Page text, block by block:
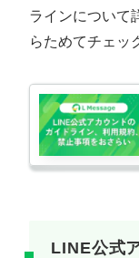
ラインについて
らためてチェッ
LINE公式